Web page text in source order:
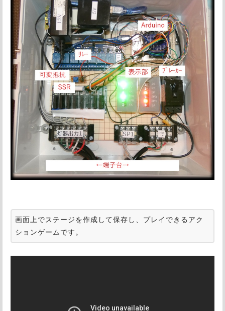
画面上でステージを作成して保存し、プレイできるアク
ションゲームです。